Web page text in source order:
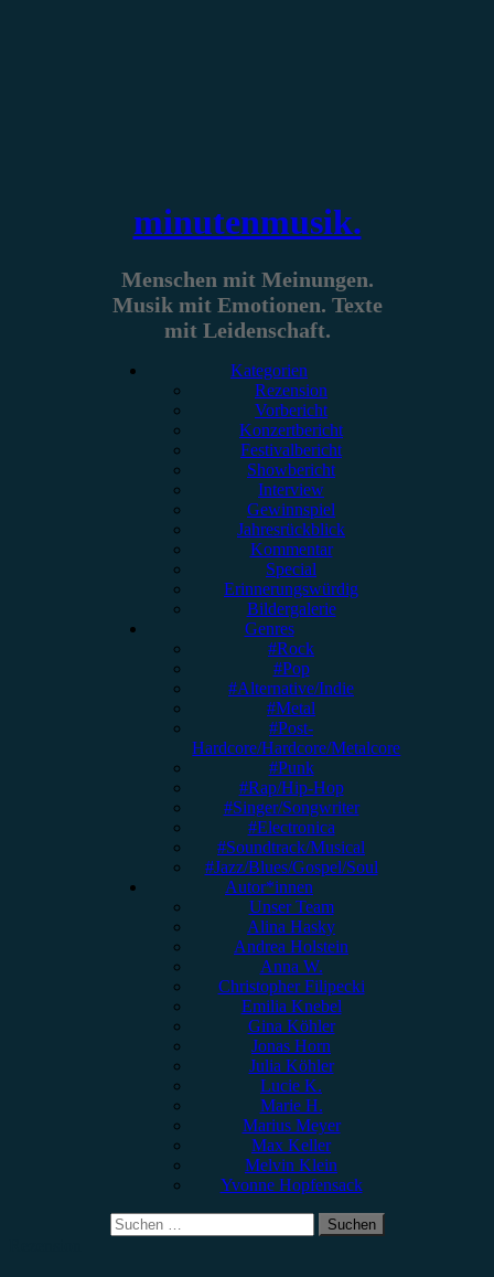
minutenmusik.
Menschen mit Meinungen.
Musik mit Emotionen. Texte
mit Leidenschaft.
Kategorien
Rezension
Vorbericht
Konzertbericht
Festivalbericht
Showbericht
Interview
Gewinnspiel
Jahresrückblick
Kommentar
Special
Erinnerungswürdig
Bildergalerie
Genres
#Rock
#Pop
#Alternative/Indie
#Metal
#Post-
Hardcore/Hardcore/Metalcore
#Punk
#Rap/Hip-Hop
#Singer/Songwriter
#Electronica
#Soundtrack/Musical
#Jazz/Blues/Gospel/Soul
Autor*innen
Unser Team
Alina Hasky
Andrea Holstein
Anna W.
Christopher Filipecki
Emilia Knebel
Gina Köhler
Jonas Horn
Julia Köhler
Lucie K.
Marie H.
Marius Meyer
Max Keller
Melvin Klein
Yvonne Hopfensack
Suchen
nach: